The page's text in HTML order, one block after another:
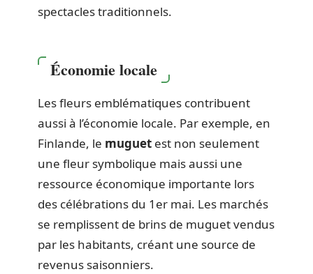
spectacles traditionnels.
Économie locale
Les fleurs emblématiques contribuent
aussi à l’économie locale. Par exemple, en
Finlande, le muguet est non seulement
une fleur symbolique mais aussi une
ressource économique importante lors
des célébrations du 1er mai. Les marchés
se remplissent de brins de muguet vendus
par les habitants, créant une source de
revenus saisonniers.